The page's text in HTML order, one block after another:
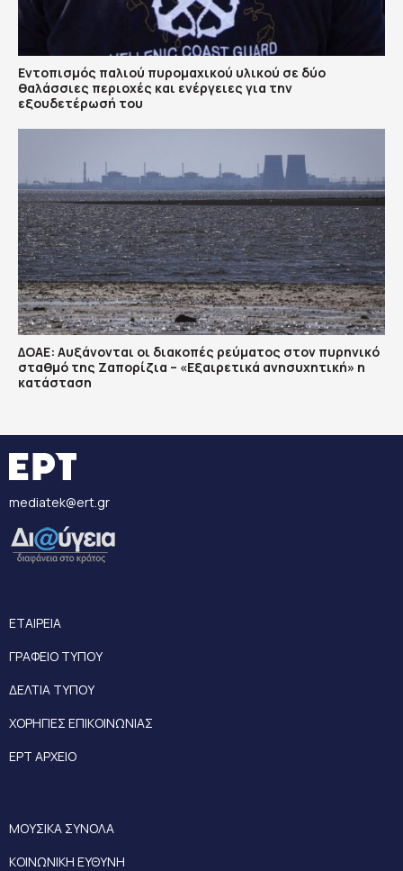
Εντοπισμός παλιού πυρομαχικού υλικού σε δύο
θαλάσσιες περιοχές και ενέργειες για την
εξουδετέρωσή του
ΔΟΑΕ: Αυξάνονται οι διακοπές ρεύματος στον πυρηνικό
σταθμό της Ζαπορίζια – «Εξαιρετικά ανησυχητική» η
κατάσταση
mediatek@ert.gr
ΕΤΑΙΡΕΙΑ
ΓΡΑΦΕΙΟ ΤΥΠΟΥ
ΔΕΛΤΙΑ ΤΥΠΟΥ
ΧΟΡΗΓΙΕΣ ΕΠΙΚΟΙΝΩΝΙΑΣ
ΕΡΤ ΑΡΧΕΙΟ
ΜΟΥΣΙΚΑ ΣΥΝΟΛΑ
ΚΟΙΝΩΝΙΚΗ ΕΥΘΥΝΗ